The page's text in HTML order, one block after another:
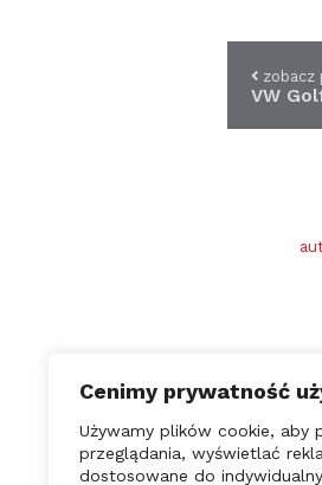
Cenimy prywatność
Używamy plików cookie, aby
przeglądania, wyświetlać
dostosowane do
zobacz
VW